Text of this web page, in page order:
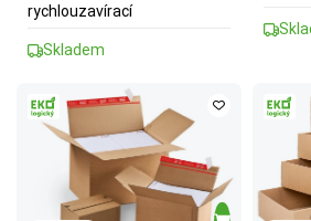
rychlouzavírací
Skladem